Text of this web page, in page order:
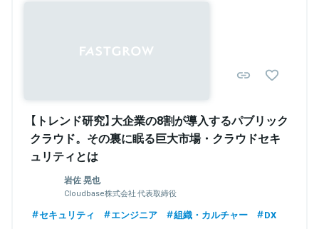
【トレンド研究】大企業の8割が導入するパブリック
クラウド。その裏に眠る巨大市場・クラウドセキ
ュリティとは
岩佐 晃也
Cloudbase株式会社 代表取締役
セキュリティ エンジニア 組織・カルチャー DX